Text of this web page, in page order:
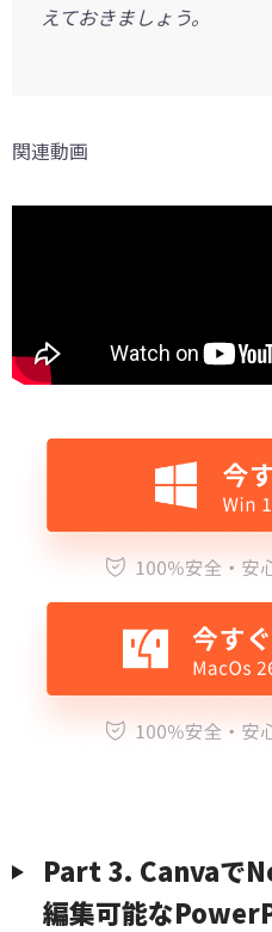
えておきましょう。
関連動画
︎Part 3. Canvaで
編集可能な